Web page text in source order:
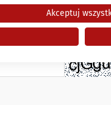
i przekazanie
reklam
treści
Akceptuj